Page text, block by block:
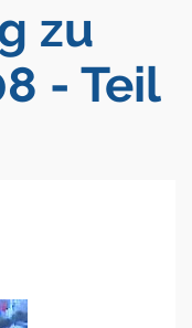
zu
- Teil